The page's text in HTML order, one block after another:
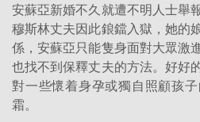
安蘇亞新婚不久就遭不明人士舉
穆斯林丈夫因此鋃鐺入獄，她的
係，安蘇亞只能隻身面對大眾激
也找不到保釋丈夫的方法。好好
對一些懷着身孕或獨自照顧孩
霜。